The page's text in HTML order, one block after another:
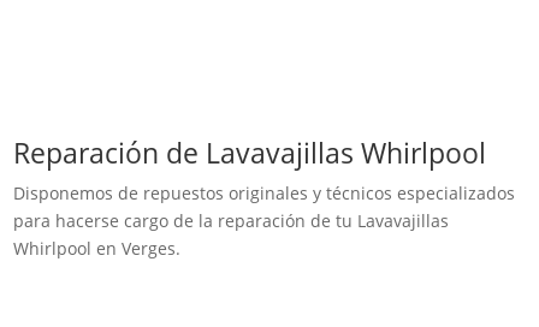
Reparación de Lavavajillas Whirlpool
Disponemos de repuestos originales y técnicos especializados
para hacerse cargo de la reparación de tu Lavavajillas
Whirlpool en Verges.